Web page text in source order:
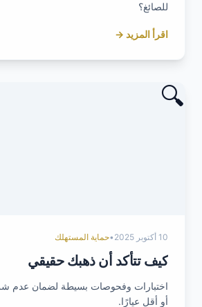
للصائغ؟
اقرأ المزيد →
🔍
10 أكتوبر 2025 •حماية المستهلك
كيف تتأكد أن ذهبك حقيقي
اختبارات وفحوصات بسيطة لضمان عدم
أو أقل عيارًا.